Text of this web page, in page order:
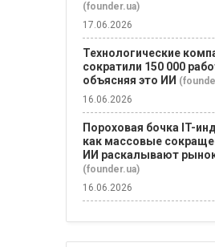
(founder.ua)
17.06.2026
Технологические
сократили 150 000
объясняя это ИИ
16.06.2026
Пороховая бочка IT-
как массовые
ИИ раскалывают
(founder.ua)
16.06.2026